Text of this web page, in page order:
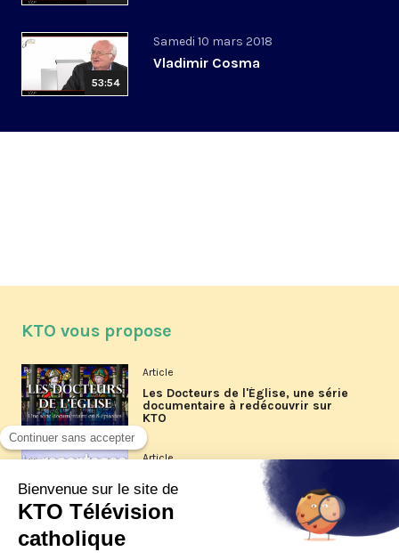
53:54
Samedi 10 mars 2018
Vladimir Cosma
KTO vous propose
Article
Les Docteurs de l'Église, une série
documentaire à redécouvrir sur
KTO
Article
Les reportages d'été 2026 de KTO